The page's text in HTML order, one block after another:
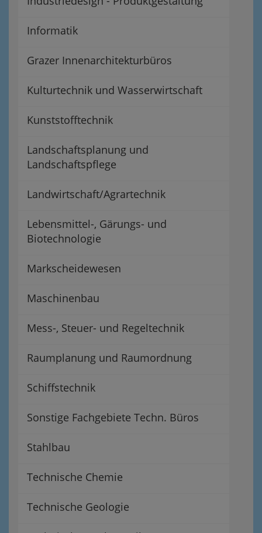
Informatik
Grazer Innenarchitekturbüros
Kulturtechnik und Wasserwirtschaft
Kunststofftechnik
Landschaftsplanung und
Landschaftspflege
Landwirtschaft/Agrartechnik
Lebensmittel-, Gärungs- und
Biotechnologie
Markscheidewesen
Maschinenbau
Mess-, Steuer- und Regeltechnik
Raumplanung und Raumordnung
Schiffstechnik
Sonstige Fachgebiete Techn. Büros
Stahlbau
Technische Chemie
Technische Geologie